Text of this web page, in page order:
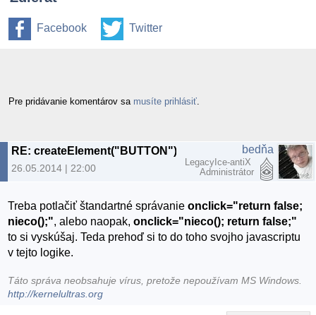
Facebook Twitter
Pre pridávanie komentárov sa musíte prihlásiť
26.05.2014 | 22:00
bedňa
LegacyIce-antiX
Administrátor
Treba potlačiť štandartné správanieonclick="return false;
nieco();", alebo naopak,onclick="nieco(); return false;"
to si vyskúšaj. Teda prehoď si to do toho svojho javascriptu
v tejto logike.
Táto správa neobsahuje vírus, pretože nepoužívam MS Windows.
http://kernelultras.org